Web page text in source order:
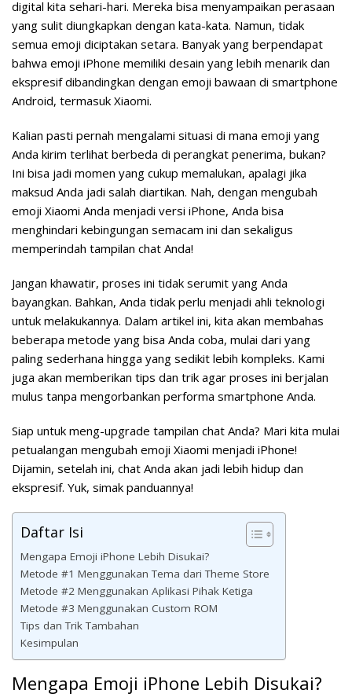
digital kita sehari-hari. Mereka bisa menyampaikan perasaan
yang sulit diungkapkan dengan kata-kata. Namun, tidak
semua emoji diciptakan setara. Banyak yang berpendapat
bahwa emoji iPhone memiliki desain yang lebih menarik dan
ekspresif dibandingkan dengan emoji bawaan di smartphone
Android, termasuk Xiaomi.
Kalian pasti pernah mengalami situasi di mana emoji yang
Anda kirim terlihat berbeda di perangkat penerima, bukan?
Ini bisa jadi momen yang cukup memalukan, apalagi jika
maksud Anda jadi salah diartikan. Nah, dengan mengubah
emoji Xiaomi Anda menjadi versi iPhone, Anda bisa
menghindari kebingungan semacam ini dan sekaligus
memperindah tampilan chat Anda!
Jangan khawatir, proses ini tidak serumit yang Anda
bayangkan. Bahkan, Anda tidak perlu menjadi ahli teknologi
untuk melakukannya. Dalam artikel ini, kita akan membahas
beberapa metode yang bisa Anda coba, mulai dari yang
paling sederhana hingga yang sedikit lebih kompleks. Kami
juga akan memberikan tips dan trik agar proses ini berjalan
mulus tanpa mengorbankan performa smartphone Anda.
Siap untuk meng-upgrade tampilan chat Anda? Mari kita mulai
petualangan mengubah emoji Xiaomi menjadi iPhone!
Dijamin, setelah ini, chat Anda akan jadi lebih hidup dan
ekspresif. Yuk, simak panduannya!
Daftar Isi
Mengapa Emoji iPhone Lebih Disukai?
Metode #1 Menggunakan Tema dari Theme Store
Metode #2 Menggunakan Aplikasi Pihak Ketiga
Metode #3 Menggunakan Custom ROM
Tips dan Trik Tambahan
Kesimpulan
Mengapa Emoji iPhone Lebih Disukai?